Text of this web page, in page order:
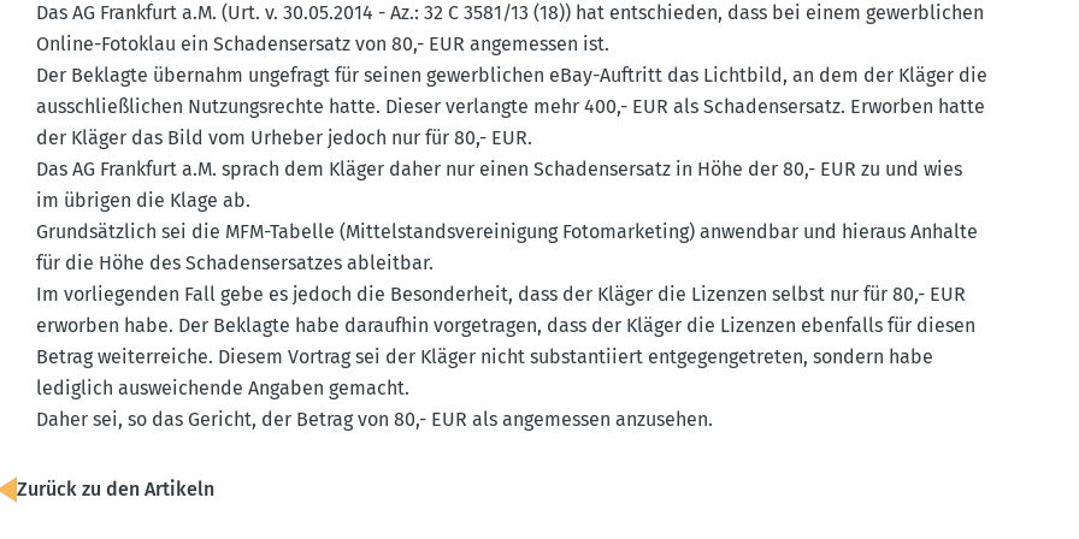
Das AG Frankfurt a.M. (Urt. v. 30.05.2014 - Az.: 32 C 3581/13 (18)) hat entschieden, dass bei einem gewerb­lichen
Online-Fotoklau ein Schadens­ersatz von 80,- EUR angemessen ist.
Der Beklagte übernahm ungefragt für seinen gewerb­lichen eBay-Auftritt das Lichtbild, an dem der Kläger die
ausschlie­ß­lichen Nutzungs­rechte hatte. Dieser verlangte mehr 400,- EUR als Schadens­ersatz. Erworben hatte
der Kläger das Bild vom Urheber jedoch nur für 80,- EUR.
Das AG Frankfurt a.M. sprach dem Kläger daher nur einen Schadens­ersatz in Höhe der 80,- EUR zu und wies
im übrigen die Klage ab.
Grund­sätzlich sei die MFM-Tabelle (Mittel­stands­ver­ei­nigung Fotomar­keting) anwendbar und hieraus Anhalte
für die Höhe des Schadens­er­satzes ableitbar.
Im vorlie­genden Fall gebe es jedoch die Beson­derheit, dass der Kläger die Lizenzen selbst nur für 80,- EUR
erworben habe. Der Beklagte habe daraufhin vorge­tragen, dass der Kläger die Lizenzen ebenfalls für diesen
Betrag weiter­reiche. Diesem Vortrag sei der Kläger nicht substan­tiiert entge­gen­ge­treten, sondern habe
lediglich auswei­chende Angaben gemacht.
Daher sei, so das Gericht, der Betrag von 80,- EUR als angemessen anzusehen.
Zurück zu den Artikeln